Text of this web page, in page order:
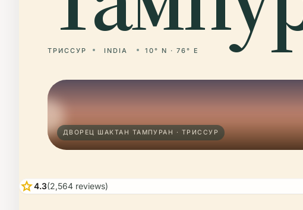
ТРИССУР INDIA 10° N · 76° E
ДВОРЕЦ ШАКТАН ТАМПУРАН · ТРИССУР
star4.3(2,564 reviews)